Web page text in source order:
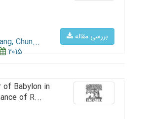
بررسی مقاله
Huang, Chun...
2015
of Babylon in
of R...